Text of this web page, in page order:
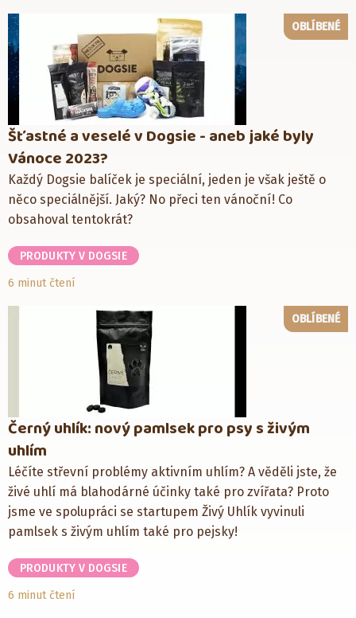
OBLÍBENÉ
Šťastné a veselé v Dogsie - aneb jaké byly
Vánoce 2023?
Každý Dogsie balíček je speciální, jeden je však ještě o
něco speciálnější. Jaký? No přeci ten vánoční! Co
obsahoval tentokrát?
PRODUKTY V DOGSIE
6 minut čtení
OBLÍBENÉ
Černý uhlík: nový pamlsek pro psy s živým
uhlím
Léčíte střevní problémy aktivním uhlím? A věděli jste, že
živé uhlí má blahodárné účinky také pro zvířata? Proto
jsme ve spolupráci se startupem Živý Uhlík vyvinuli
pamlsek s živým uhlím také pro pejsky!
PRODUKTY V DOGSIE
6 minut čtení